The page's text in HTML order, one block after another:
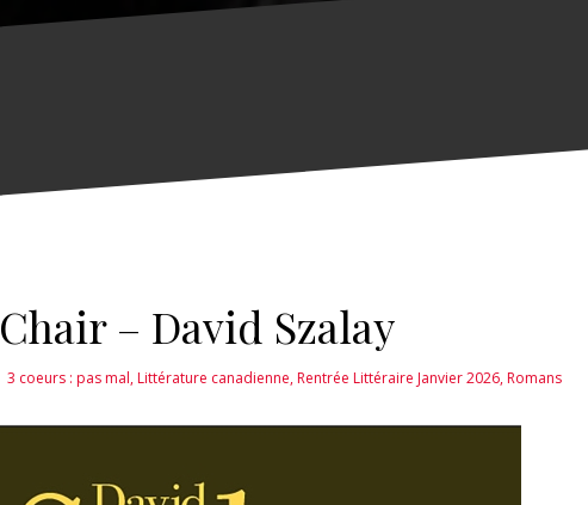
Chair – David Szalay
3 coeurs : pas mal,Littérature canadienne,Rentrée Littéraire Janvier 2026,Romans